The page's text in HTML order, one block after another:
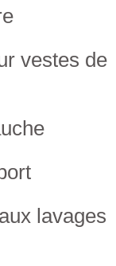
vestes de
lavages